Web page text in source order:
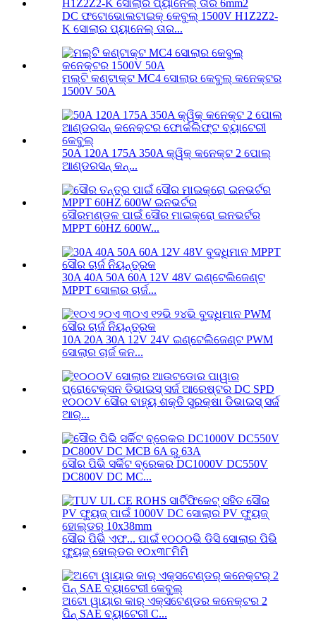
DC ଫଟୋଭୋଲଟାଇକ୍ କେବୁଲ୍ 1500V H1Z2Z2-
K ସୋଲାର ପ୍ୟାନେଲ୍ ତାର...
ମଲ୍ଟି କଣ୍ଟାକ୍ଟ MC4 ସୋଲାର କେବୁଲ୍ କନେକ୍ଟର
1500V 50A
50A 120A 175A 350A କ୍ୱିକ୍ କନେକ୍ଟ 2 ପୋଲ୍
ଆଣ୍ଡରସନ୍ କନ୍...
ସୌରମଣ୍ଡଳ ପାଇଁ ସୌର ମାଇକ୍ରୋ ଇନଭର୍ଟର
MPPT 60HZ 600W...
30A 40A 50A 60A 12V 48V ଇଣ୍ଟେଲିଜେଣ୍ଟ
MPPT ସୋଲାର ଚାର୍ଜ...
10A 20A 30A 12V 24V ଇଣ୍ଟେଲିଜେଣ୍ଟ PWM
ସୋଲାର ଚାର୍ଜ କନ...
୧୦୦୦V ସୌର ବାହ୍ୟ ଶକ୍ତି ସୁରକ୍ଷା ଡିଭାଇସ୍ ସର୍ଜ
ଆର୍...
ସୌର ପିଭି ସର୍କିଟ ବ୍ରେକର DC1000V DC550V
DC800V DC MC...
ସୌର ପିଭି ଏଫ... ପାଇଁ ୧୦୦୦ଭି ଡିସି ସୋଲାର ପିଭି
ଫ୍ୟୁଜ୍ ହୋଲ୍ଡର ୧୦x୩୮ମିମି
ଅଟୋ ୱାୟାର କାର୍ ଏକ୍ସଟେଣ୍ଡର କନେକ୍ଟର 2
ପିନ୍ SAE ବ୍ୟାଟେରୀ C...